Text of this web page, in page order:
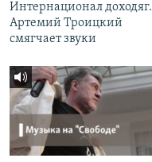
Интернационал доходяг.
Артемий Троицкий
смягчает звуки